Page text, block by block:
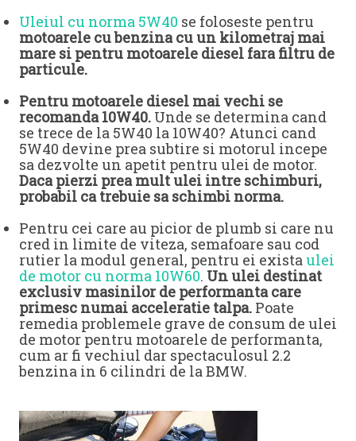
Uleiul cu norma 5W40 se foloseste pentru
motoarele cu benzina cu un kilometraj mai
mare si pentru motoarele diesel fara filtru de
particule.
Pentru motoarele diesel mai vechi se
recomanda 10W40. Unde se determina cand
se trece de la 5W40 la 10W40? Atunci cand
5W40 devine prea subtire si motorul incepe
sa dezvolte un apetit pentru ulei de motor.
Daca pierzi prea mult ulei intre schimburi,
probabil ca trebuie sa schimbi norma.
Pentru cei care au picior de plumb si care nu
cred in limite de viteza, semafoare sau cod
rutier la modul general, pentru ei exista ulei
de motor cu norma 10W60. Un ulei destinat
exclusiv masinilor de performanta care
primesc numai acceleratie talpa. Poate
remedia problemele grave de consum de ulei
de motor pentru motoarele de performanta,
cum ar fi vechiul dar spectaculosul 2.2
benzina in 6 cilindri de la BMW.